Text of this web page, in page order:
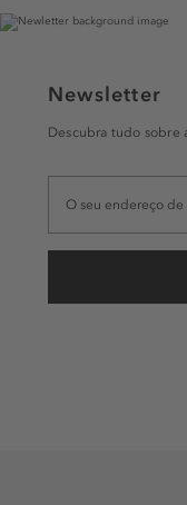
Newsletter
Descubra tudo sobre